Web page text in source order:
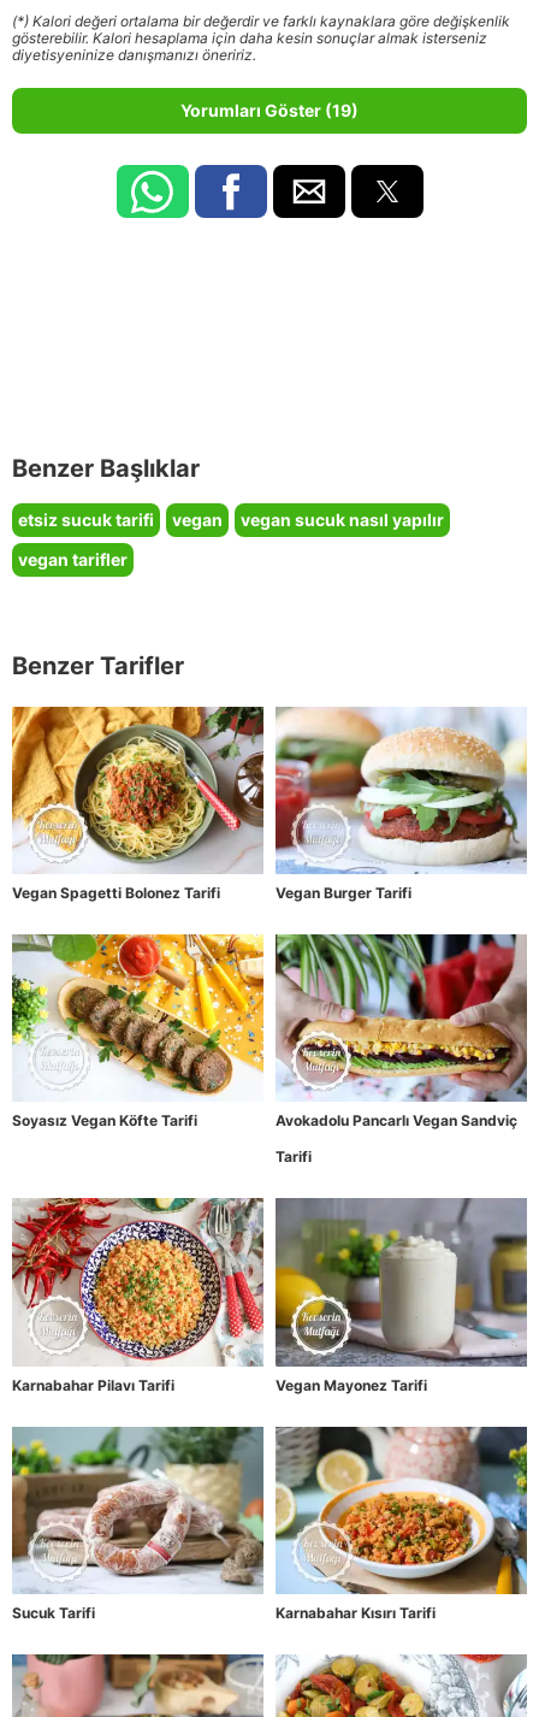
(*) Kalori değeri ortalama bir değerdir ve farklı kaynaklara göre değişkenlik
gösterebilir. Kalori hesaplama için daha kesin sonuçlar almak isterseniz
diyetisyeninize danışmanızı öneririz.
Yorumları Göster (19)
Benzer Başlıklar
etsiz sucuk tarifi vegan
vegan sucuk nasıl yapılır
vegan tarifler
Benzer Tarifler
Vegan Spagetti Bolonez Tarifi Vegan Burger Tarifi
Soyasız Vegan Köfte Tarifi
Avokadolu Pancarlı Vegan Sandviç
Tarifi
Karnabahar Pilavı Tarifi Vegan Mayonez Tarifi
Sucuk Tarifi Karnabahar Kısırı Tarifi